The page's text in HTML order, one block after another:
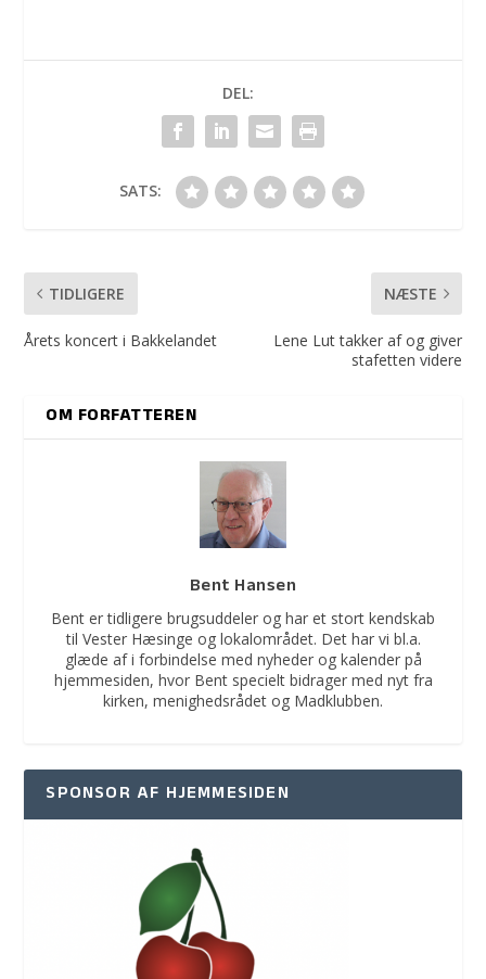
DEL:
SATS:
TIDLIGERE
Årets koncert i Bakkelandet
NÆSTE
Lene Lut takker af og giver
stafetten videre
OM FORFATTEREN
Bent Hansen
Bent er tidligere brugsuddeler og har et stort kendskab
til Vester Hæsinge og lokalområdet. Det har vi bl.a.
glæde af i forbindelse med nyheder og kalender på
hjemmesiden, hvor Bent specielt bidrager med nyt fra
kirken, menighedsrådet og Madklubben.
SPONSOR AF HJEMMESIDEN